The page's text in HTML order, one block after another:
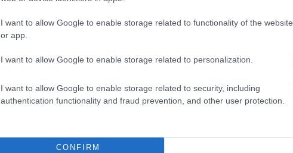
I want to allow Google to enable storage related to functionality of the website
or app.
I want to allow Google to enable storage related to personalization.
I want to allow Google to enable storage related to security, including
authentication functionality and fraud prevention, and other user protection.
CONFIRM